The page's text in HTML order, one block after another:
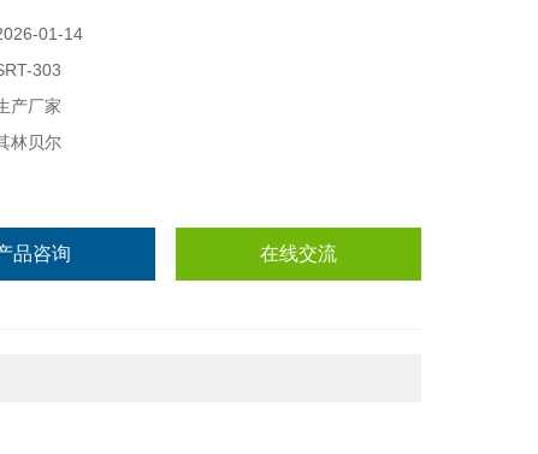
血液凝固，血液样品可以免加抗凝血剂，而且不会破
01-14
303
产厂家
林贝尔
品咨询 在线交流